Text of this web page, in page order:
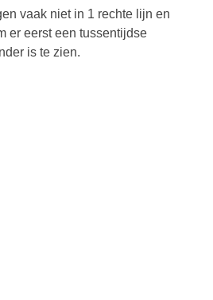
vaak niet in 1 rechte lijn en
er eerst een tussentijdse
is te zien.